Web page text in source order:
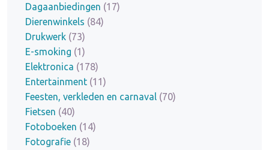
Dagaanbiedingen (17)
Dierenwinkels (84)
Drukwerk (73)
E-smoking (1)
Elektronica (178)
Entertainment (11)
Feesten, verkleden en carnaval (70)
Fietsen (40)
Fotoboeken (14)
Fotografie (18)